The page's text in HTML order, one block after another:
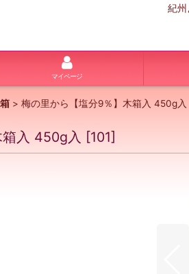
紀州
マイページ
> 梅の里から【塩分9％】木箱入 450g入
入 450g入 [101]